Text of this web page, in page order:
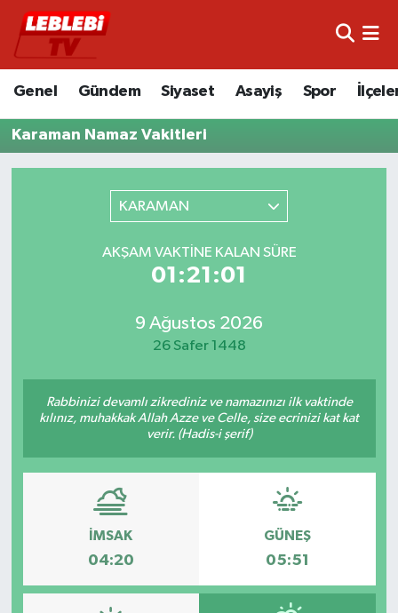
Genel Gündem Siyaset Asayiş Spor
Karaman Namaz Vakitleri
KARAMAN
AKŞAM VAKTINE KALAN SÜRE
01:21:01
9 Ağustos 2026
26 Safer 1448
Rabbinizi devamlı zikrediniz ve namazınızı ilk vaktinde
kılınız, muhakkak Allah Azze ve Celle, size ecrinizi kat kat
verir. (Hadis-i şerif)
İMSAK
04:20
GÜNEŞ
05:51
Hava Durumu
Trafik Durumu
Süper Lig Puan Durumu ve Fikstür
Tüm Manşetler